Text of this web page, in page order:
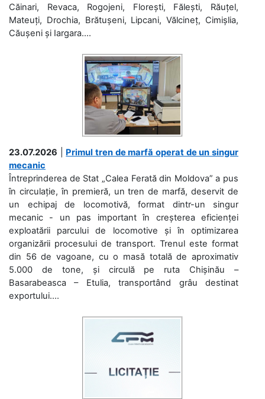
Căinari, Revaca, Rogojeni, Florești, Fălești, Răuțel,
Mateuți, Drochia, Brătușeni, Lipcani, Vălcineț, Cimișlia,
Căușeni și Iargara....
23.07.2026
Primul tren de marfă operat de un singur
mecanic
Întreprinderea de Stat „Calea Ferată din Moldova” a pus
în circulație, în premieră, un tren de marfă, deservit de
un echipaj de locomotivă, format dintr-un singur
mecanic - un pas important în creșterea eficienței
exploatării parcului de locomotive și în optimizarea
organizării procesului de transport. Trenul este format
din 56 de vagoane, cu o masă totală de aproximativ
5.000 de tone, și circulă pe ruta Chișinău –
Basarabeasca – Etulia, transportând grâu destinat
exportului....